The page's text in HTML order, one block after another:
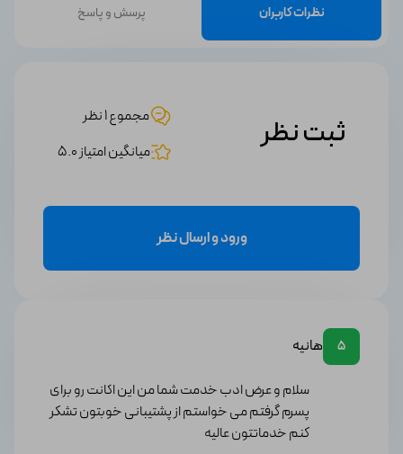
نظرات کاربران پرسش و پاسخ
ثبت نظر
مجموع 1 نظر
میانگین امتیاز 5.0
ورود و ارسال نظر
5 هانیه
سلام و عرض ادب خدمت شما من این اکانت رو برای
پسرم گرفتم می خواستم از پشتیبانی خوبتون تشکر
کنم خدماتتون عالیه